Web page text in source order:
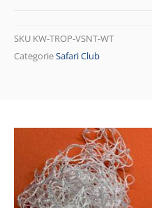
SKU KW-TROP-VSNT-WT
CategorieSafari Club